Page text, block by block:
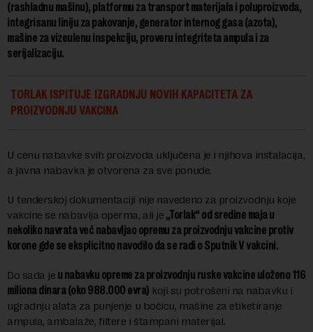
(rashladnu mašinu), platformu za transport materijala i poluproizvoda,
integrisanu liniju za pakovanje, generator internog gasa (azota),
mašine za vizeulenu inspekciju, proveru integriteta ampula i za
serijalizaciju.
TORLAK ISPITUJE IZGRADNJU NOVIH KAPACITETA ZA
PROIZVODNJU VAKCINA
U cenu nabavke svih proizvoda uključena je i njihova instalacija,
a javna nabavka je otvorena za sve ponude.
U tenderskoj dokumentaciji nije navedeno za proizvodnju koje
vakcine se nabavlja operma, ali je „Torlak“ od sredine maja u
nekoliko navrata već nabavljao opremu za proizvodnju vakcine protiv
korone gde se eksplicitno navodilo da se radi o Sputnik V vakcini.
Do sada je u nabavku opreme za proizvodnju ruske vakcine uloženo 116
miliona dinara (oko 988.000 evra) koji su potrošeni na nabavku i
ugradnju alata za punjenje u bočicu, mašine za etiketiranje
ampula, ambalaže, filtere i štampani materijal.